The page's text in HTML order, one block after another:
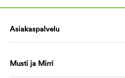
Asiakaspalvelu
Musti ja Mirri